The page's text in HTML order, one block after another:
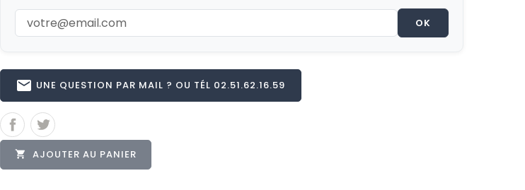
OK
email UNE QUESTION PAR MAIL ? OU TÉL 02.51.62.16.59
 AJOUTER AU PANIER